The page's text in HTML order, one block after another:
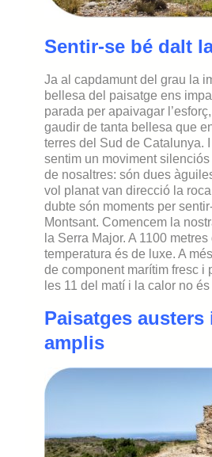
Sentir-se bé dalt
Ja al capdamunt del grau la
bellesa del paisatge ens
parada per apaivagar
gaudir de tanta bellesa que
terres del Sud de Catalunya.
sentim un moviment
de nosaltres: són dues
vol planat van direcció la
dubte són moments per
Montsant. Comencem la
la Serra Major. A 1100 metres
temperatura és de luxe. A
de component marítim fresc i
les 11 del matí i la calor no
Paisatges
amplis